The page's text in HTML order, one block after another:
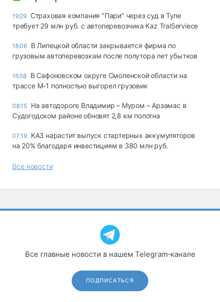
19:29 Страховая компания "Пари" через суд в Туле
требует 29 млн руб. с автоперевозчика Kaz TralServiece
18:06 В Липецкой области закрывается фирма по
грузовым автоперевозкам после полутора лет убытков
16:58 В Сафоновском округе Смоленской области на
трассе М-1 полностью выгорел грузовик
08:15 На автодороге Владимир – Муром – Арзамас в
Судогодском районе обновят 2,8 км полотна
07:19 КАЗ нарастит выпуск стартерных аккумуляторов
на 20% благодаря инвестициям в 380 млн руб.
Все новости
Все главные новости в нашем Telegram‑канале
ПОДПИСАТЬСЯ